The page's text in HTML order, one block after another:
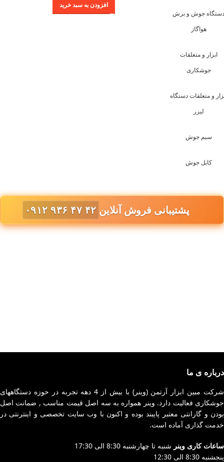
جوش و برش
هواگاز
ابزار و متعلقات
جوشکاری
و متعلقات دستگاه
لیزر
سیم جوش
کابل جوش
افزودن به سبد خرید
پشتیبانی فروش آنلاین ۰۹۱۲ ۹۳۶ ۴۷ ۴۲
درباره ی ما
شرکت مبین ابزار آرتمن (وینر) با بیش از 4 دهه تجربه در حوزه دستگاههای
جوشکاری فعالیت دارد. وینر همواره به سه اصل قیمت مناسب , ضمانت اصل
بودن و گارانتی معتبر پایبند بوده و اکنون با وب سایت تخصصی و اینترنتی در
خدمت گذاری آماده است.
ساعات کاری وینر شنبه تا چهارشنبه 8:30 الی 17:30
پنجشنبه 8:30 الی 12:30